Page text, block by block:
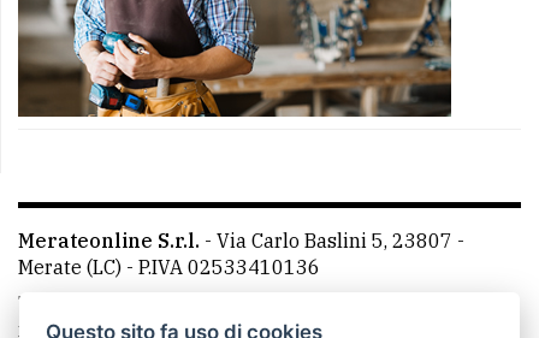
Merateonline S.r.l. - Via Carlo Baslini 5, 23807 -
Merate (LC) - P.IVA 02533410136
Telefono:
mail: redazione@merateonline.it
Questo sito fa uso di cookies